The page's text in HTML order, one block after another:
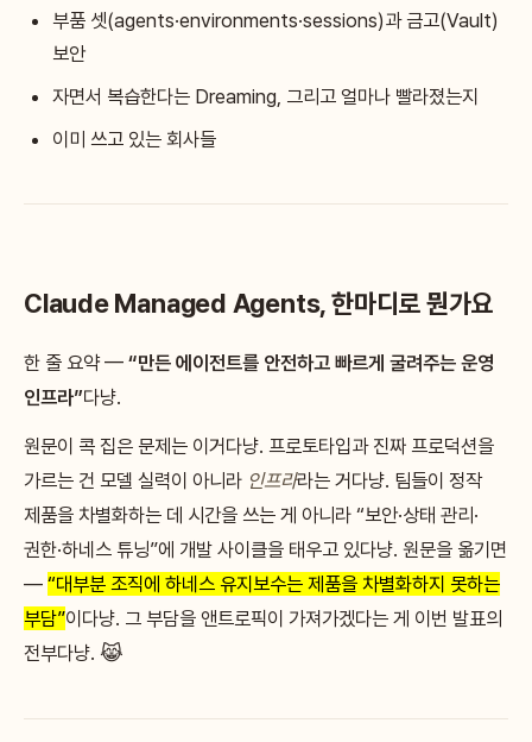
부품 셋(agents·environments·sessions)과 금고(Vault)
보안
자면서 복습한다는 Dreaming, 그리고 얼마나 빨라졌는지
이미 쓰고 있는 회사들
Claude Managed Agents, 한마디로 뭔가요
한 줄 요약 — “만든 에이전트를 안전하고 빠르게 굴려주는 운영
인프라”다냥.
원문이 콕 집은 문제는 이거다냥. 프로토타입과 진짜 프로덕션을
가르는 건 모델 실력이 아니라 인프라라는 거다냥. 팀들이 정작
제품을 차별화하는 데 시간을 쓰는 게 아니라 “보안·상태 관리·
권한·하네스 튜닝”에 개발 사이클을 태우고 있다냥. 원문을 옮기면
— “대부분 조직에 하네스 유지보수는 제품을 차별화하지 못하는
부담”이다냥. 그 부담을 앤트로픽이 가져가겠다는 게 이번 발표의
전부다냥. 😹